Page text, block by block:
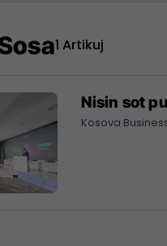
1 Artikuj
Nisin sot
Kosova